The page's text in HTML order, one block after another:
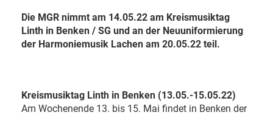
Die MGR nimmt am 14.05.22 am Kreismusiktag
Linth in Benken / SG und an der Neuuniformierung
der Harmoniemusik Lachen am 20.05.22 teil.
Kreismusiktag Linth in Benken (13.05.-15.05.22)
Am Wochenende 13. bis 15. Mai findet in Benken der